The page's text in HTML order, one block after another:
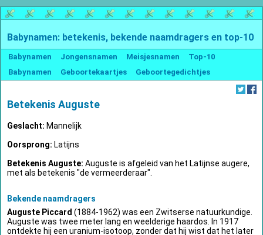
Babynamen: betekenis, bekende naamdragers en top-10
Babynamen Jongensnamen Meisjesnamen
Top-10
Babynamen
Geboortekaartjes Geboortegedichtjes
Betekenis Auguste
Geslacht: Mannelijk
Oorsprong: Latijns
Betekenis Auguste: Auguste is afgeleid van het Latijnse augere,
met als betekenis "de vermeerderaar".
Bekende naamdragers
Auguste Piccard (1884-1962) was een Zwitserse natuurkundige.
Auguste was twee meter lang en weelderige haardos. In 1917
ontdekte hij een uranium-isotoop, zonder dat hij wist dat het later